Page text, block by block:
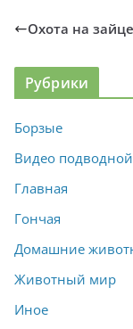
Охота на
Рубрики
Борзые
Видео
Главная
Гончая
Домашние
Животный мир
Иное